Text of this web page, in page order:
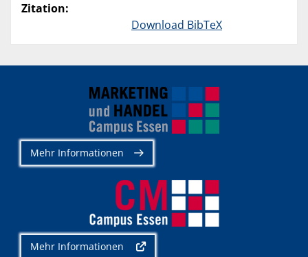
Zitation:
Download BibTeX
Mehr Informationen
Mehr Informationen